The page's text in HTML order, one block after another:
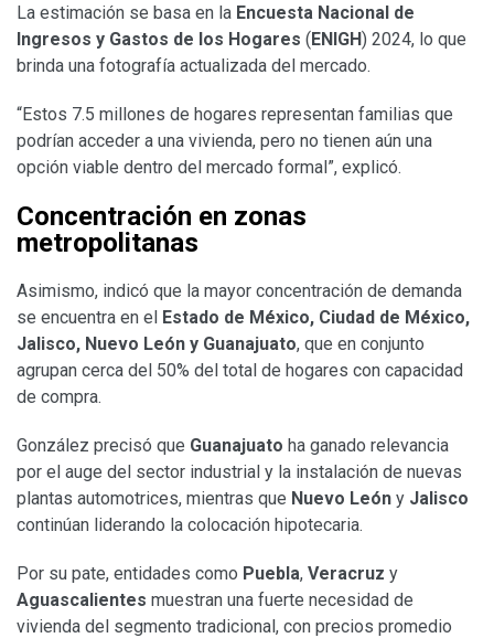
La estimación se basa en la Encuesta Nacional de
Ingresos y Gastos de los Hogares (ENIGH) 2024, lo que
brinda una fotografía actualizada del mercado.
“Estos 7.5 millones de hogares representan familias que
podrían acceder a una vivienda, pero no tienen aún una
opción viable dentro del mercado formal”, explicó.
Concentración en zonas
metropolitanas
Asimismo, indicó que la mayor concentración de demanda
se encuentra en el Estado de México, Ciudad de México,
Jalisco, Nuevo León y Guanajuato, que en conjunto
agrupan cerca del 50% del total de hogares con capacidad
de compra.
González precisó que Guanajuato ha ganado relevancia
por el auge del sector industrial y la instalación de nuevas
plantas automotrices, mientras que Nuevo León y Jalisco
continúan liderando la colocación hipotecaria.
Por su pate, entidades como Puebla, Veracruz y
Aguascalientes muestran una fuerte necesidad de
vivienda del segmento tradicional, con precios promedio